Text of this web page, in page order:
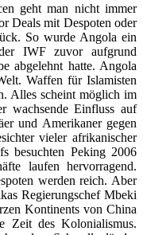
geht man nicht immer
Deals mit Despoten oder
So wurde Angola ein
IWF zuvor aufgrund
abgelehnt hatte. Angola
Waffen für Islamisten
Alles scheint möglich im
wachsende Einfluss auf
und Amerikaner gegen
vieler afrikanischer
besuchten Peking 2006
laufen hervorragend.
werden reich. Aber
Regierungschef Mbeki
Kontinents von China
Zeit des Kolonialismus.